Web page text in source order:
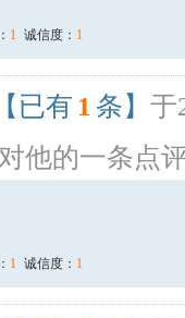
1 诚信度： 1
【已有 1 条】 于
他的一条点
1 诚信度： 1